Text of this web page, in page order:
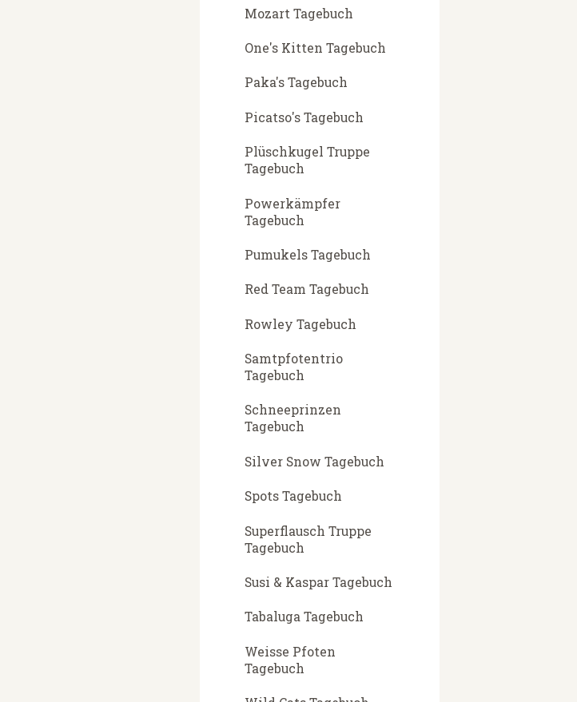
Mozart Tagebuch
One's Kitten Tagebuch
Paka's Tagebuch
Picatso's Tagebuch
Plüschkugel Truppe
Tagebuch
Powerkämpfer
Tagebuch
Pumukels Tagebuch
Red Team Tagebuch
Rowley Tagebuch
Samtpfotentrio
Tagebuch
Schneeprinzen
Tagebuch
Silver Snow Tagebuch
Spots Tagebuch
Superflausch Truppe
Tagebuch
Susi & Kaspar Tagebuch
Tabaluga Tagebuch
Weisse Pfoten
Tagebuch